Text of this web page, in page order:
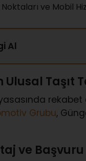
ve Mobil
Al
Taşıt
Grubu,
ve Başvuru